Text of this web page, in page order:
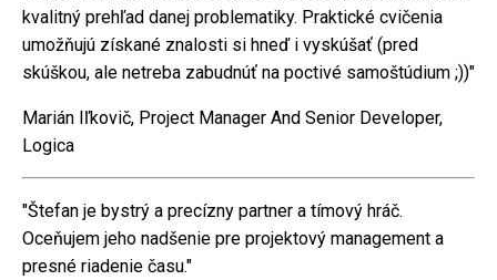
kvalitný prehľad danej problematiky. Praktické cvičenia
umožňujú získané znalosti si hneď i vyskúšať (pred
skúškou, ale netreba zabudnúť na poctivé samoštúdium ;))"
Marián Iľkovič, Project Manager And Senior Developer,
Logica
"Štefan je bystrý a precízny partner a tímový hráč.
Oceňujem jeho nadšenie pre projektový management a
presné riadenie času."